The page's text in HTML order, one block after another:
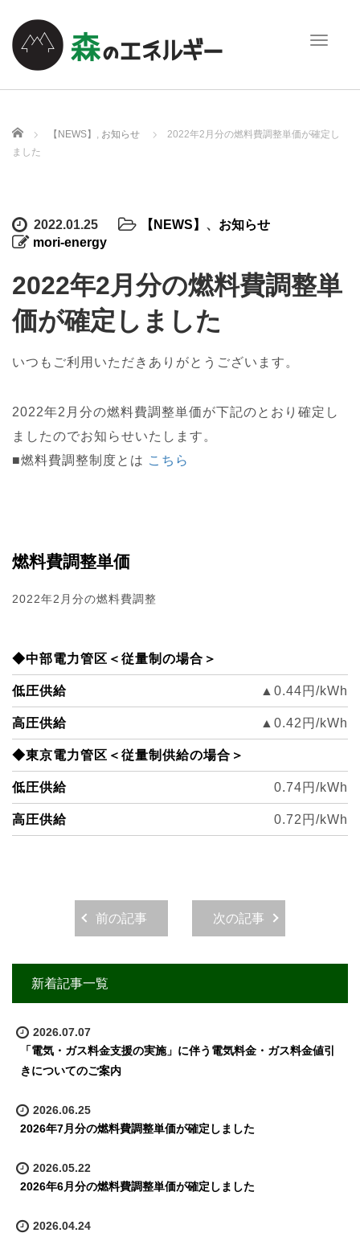
T
e
i
o
ホーム 【NEWS】 , お知らせ
2022年2月分の燃料費調整単価が確定し
ました
2022.01.25 【NEWS】 、 お知らせ
mori-energy
2022年2月分の燃料費調整単
価が確定しました
いつもご利用いただきありがとうございます。
2022年2月分の燃料費調整単価が下記のとおり確定し
ましたのでお知らせいたします。
■燃料費調整制度とは こち ら
燃料費調整単価
2022年2月分の燃料費調整
◆中部電力管区＜従量制の場合＞
低圧供給 ▲0.44円/kWh
高圧供給 ▲0.42 円/kWh
◆東京電力管区＜従量制供給の場合＞
低圧供給 0.74円/kWh
高圧供給 0.72 円/kWh
前の記事 次の記事
新着記事一覧
2026.07.07
「電気・ガス料金支援の実施」に伴う電気料金・ガス料金値引
きについてのご案内
2026.06.25
2026年7月分の燃料費調整単価が確定しました
2026.05.22
2026年6月分の燃料費調整単価が確定しました
2026.04.24